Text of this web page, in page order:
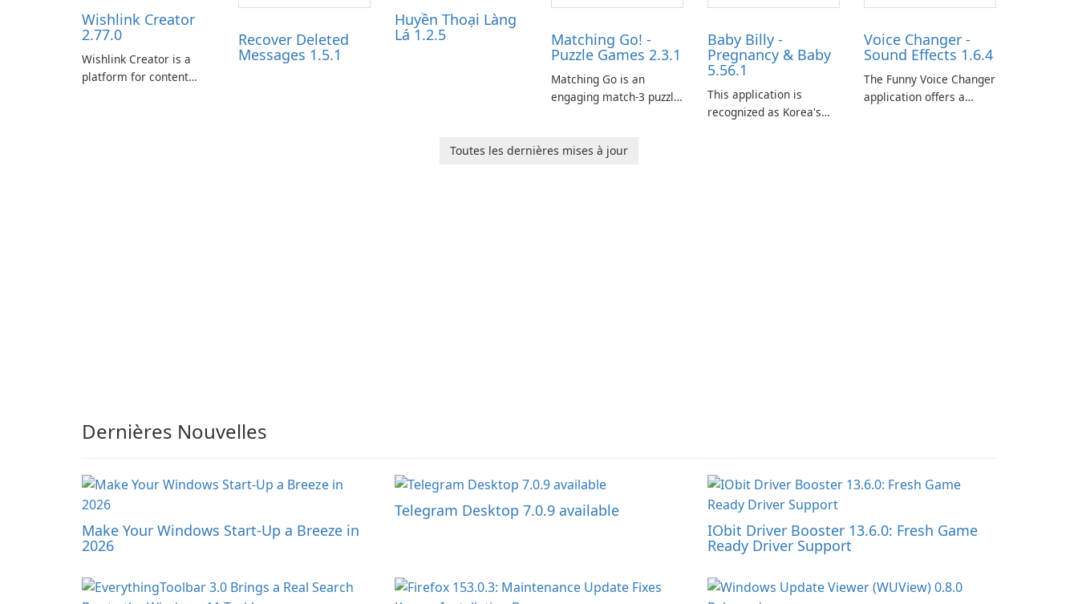
Wishlink Creator
2.77.0
Wishlink Creator is a
platform for content
Recover Deleted
Messages 1.5.1
Huyền Thoại Làng
Lá 1.2.5 Matching Go! -
Puzzle Games 2.3.1
Matching Go is an
engaging match-3 puzzle
her charming corgi,
Baby Billy -
Pregnancy & Baby
5.56.1
This application is
recognized as Korea's
Voice Changer -
Sound Effects 1.6.4
The Funny Voice Changer
application offers a
Toutes les dernières mises à jour
Dernières Nouvelles
Make Your Windows Start-Up a Breeze in
2026
Telegram Desktop 7.0.9 available
IObit Driver Booster 13.6.0: Fresh Game
Ready Driver Support